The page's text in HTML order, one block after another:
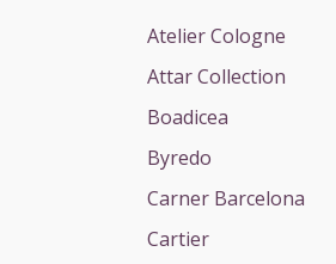
Atelier Cologne
Attar Collection
Boadicea
Byredo
Carner Barcelona
Cartier